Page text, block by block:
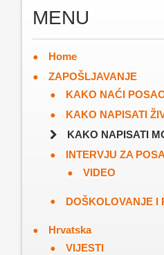
MENU
Home
ZAPOŠLJAVANJE
KAKO NAĆI
KAKO NAPISATI
KAKO NAPISATI
INTERVJU ZA
VIDEO
DOŠKOLOVANJE I
Hrvatska
VIJESTI